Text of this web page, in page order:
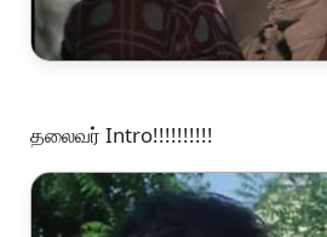
தலைவர் Intro!!!!!!!!!!